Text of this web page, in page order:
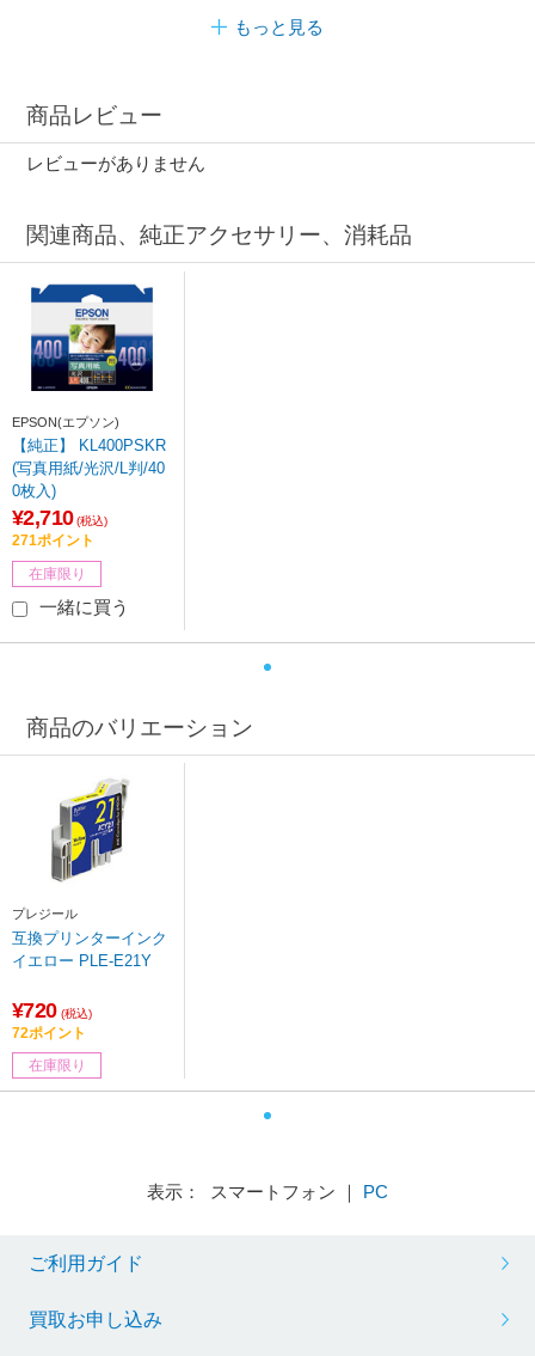
もっと見る
商品レビュー
レビューがありません
関連商品、純正アクセサリー、消耗品
EPSON(エプソン)
【純正】 KL400PSKR
(写真用紙/光沢/L判/40
0枚入)
¥2,710 (税込)
271ポイント
在庫限り
一緒に買う
商品のバリエーション
プレジール
互換プリンターインク
イエロー PLE-E21Y
¥720 (税込)
72ポイント
在庫限り
表示： スマートフォン ｜ PC
ご利用ガイド
買取お申し込み